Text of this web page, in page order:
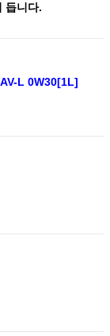
듭니다.
L 0W30[1L]